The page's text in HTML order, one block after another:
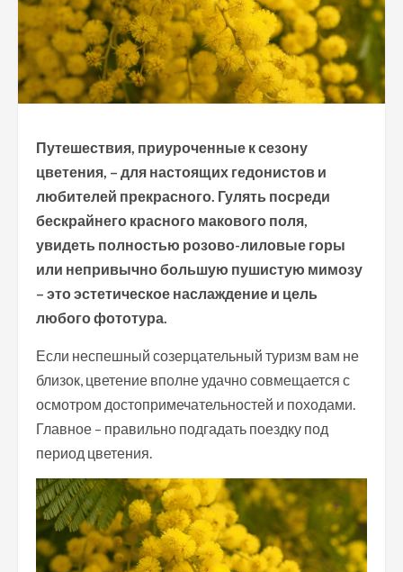
Путешествия, приуроченные к сезону
цветения, – для настоящих гедонистов и
любителей прекрасного. Гулять посреди
бескрайнего красного макового поля,
увидеть полностью розово-лиловые горы
или непривычно большую пушистую мимозу
– это эстетическое наслаждение и цель
любого фототура.
Если неспешный созерцательный туризм вам не
близок, цветение вполне удачно совмещается с
осмотром достопримечательностей и походами.
Главное – правильно подгадать поездку под
период цветения.